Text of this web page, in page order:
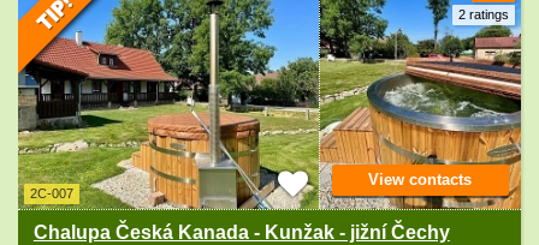
2 ratings
2C-007
Chalupa Česká Kanada - Kunžak - jižní Čechy
View contacts